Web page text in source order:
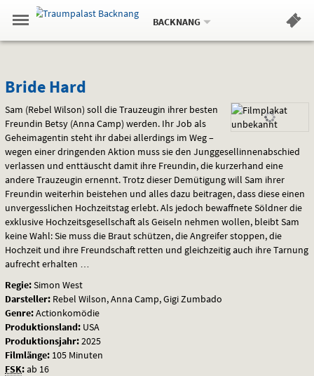
Springe
zum
,zum
.
Navigation
Gehe
zur
Standortauswahl
Standort:
BACKNANG.
Hinweis
Bride
Hard
Bride Hard
Sam (Rebel Wilson) soll die Trauzeugin ihrer besten
Freundin Betsy (Anna Camp) werden. Ihr Job als
Geheimagentin steht ihr dabei allerdings im Weg –
wegen einer dringenden Aktion muss sie den Junggesellinnenabschied
verlassen und enttäuscht damit ihre Freundin, die kurzerhand eine
andere Trauzeugin ernennt. Trotz dieser Demütigung will Sam ihrer
Freundin weiterhin beistehen und alles dazu beitragen, dass diese einen
unvergesslichen Hochzeitstag erlebt. Als jedoch bewaffnete Söldner die
exklusive Hochzeitsgesellschaft als Geiseln nehmen wollen, bleibt Sam
keine Wahl: Sie muss die Braut schützen, die Angreifer stoppen, die
Hochzeit und ihre Freundschaft retten und gleichzeitig auch ihre Tarnung
aufrecht erhalten …
Regie:Simon West
Darsteller: Rebel Wilson, Anna Camp, Gigi Zumbado
Genre:Actionkomödie
Produktionsland: USA
Produktionsjahr:2025
Filmlänge: 105 Minuten
FSK:ab 16